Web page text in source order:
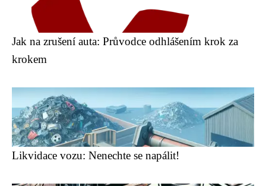
Jak na zrušení auta: Průvodce odhlášením krok za
krokem
Likvidace vozu: Nenechte se napálit!